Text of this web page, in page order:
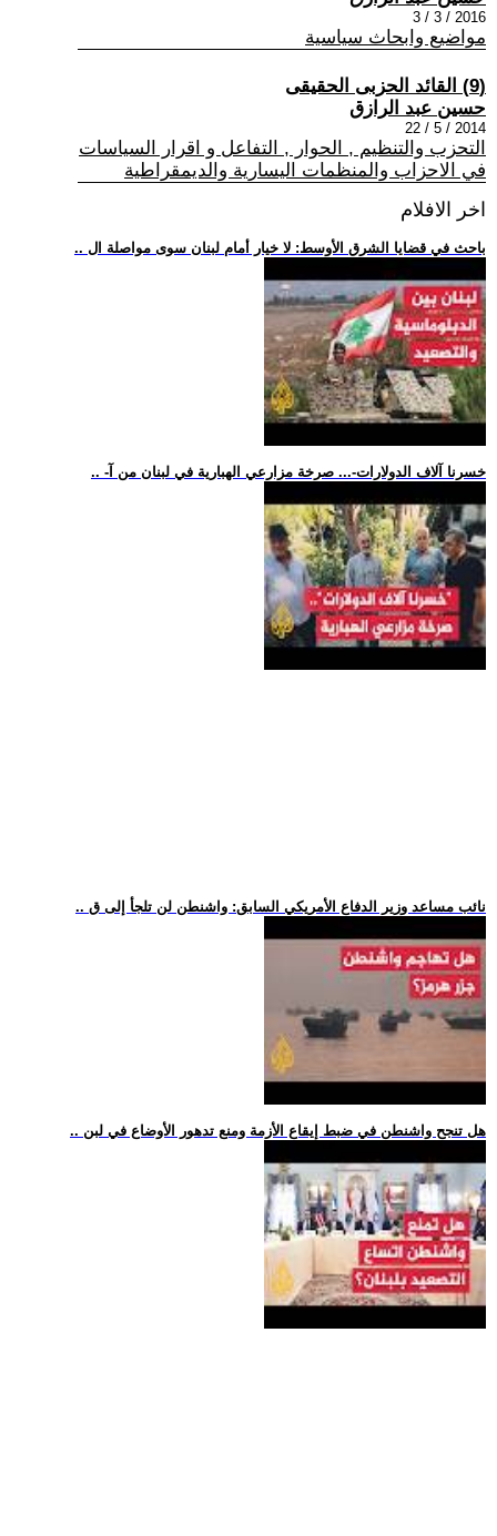
2016 / 3 / 3
مواضيع وابحاث سياسية
(9) القائد الحزبى الحقيقى
حسين عبد الرازق
2014 / 5 / 22
التحزب والتنظيم , الحوار , التفاعل و اقرار السياسات
في الاحزاب والمنظمات اليسارية والديمقراطية
اخر الافلام
.. باحث في قضايا الشرق الأوسط: لا خيار أمام لبنان سوى مواصلة ال
.. -خسرنا آلاف الدولارات-... صرخة مزارعي الهبارية في لبنان من آ
.. نائب مساعد وزير الدفاع الأمريكي السابق: واشنطن لن تلجأ إلى ق
.. هل تنجح واشنطن في ضبط إيقاع الأزمة ومنع تدهور الأوضاع في لبن